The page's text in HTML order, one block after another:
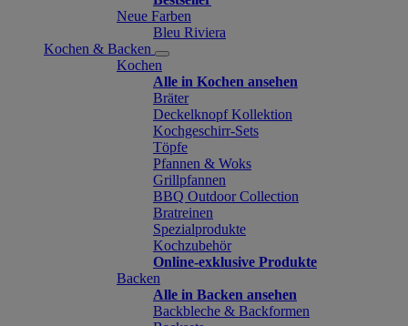
Neue Farben
Bleu Riviera
Kochen & Backen
Kochen
Alle in Kochen ansehen
Bräter
Deckelknopf Kollektion
Kochgeschirr-Sets
Töpfe
Pfannen & Woks
Grillpfannen
BBQ Outdoor Collection
Bratreinen
Spezialprodukte
Kochzubehör
Online-exklusive Produkte
Backen
Alle in Backen ansehen
Backbleche & Backformen